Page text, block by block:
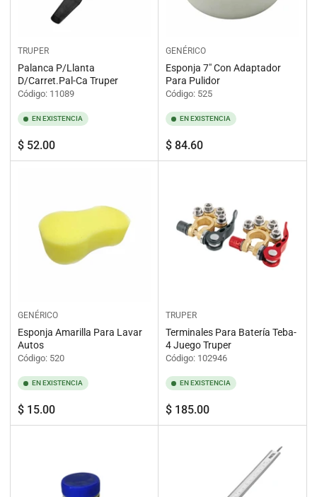
TRUPER
Palanca P/Llanta
D/Carret.Pal-Ca Truper
Código: 11089
EN EXISTENCIA
Precio
regular
$ 52.00
GENÉRICO
Esponja 7" Con Adaptador
Para Pulidor
Código: 525
EN EXISTENCIA
Precio
regular
$ 84.60
GENÉRICO
Esponja Amarilla Para Lavar
Autos
Código: 520
EN EXISTENCIA
Precio
regular
$ 15.00
TRUPER
Terminales Para Batería Teba-
4 Juego Truper
Código: 102946
EN EXISTENCIA
Precio
regular
$ 185.00